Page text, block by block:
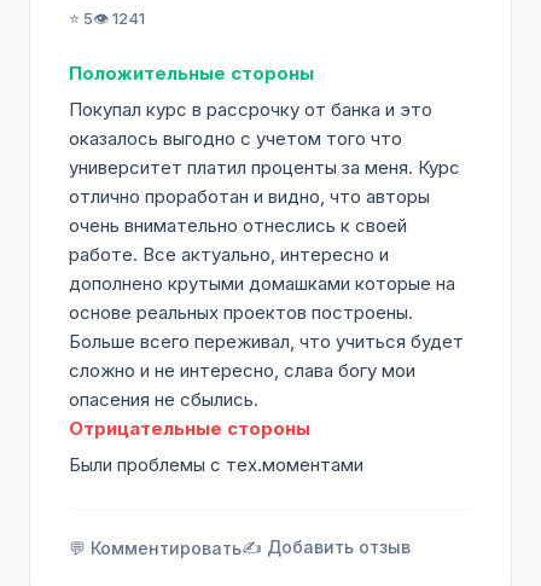
⭐ 5👁️ 1241
Положительные стороны
Покупал курс в рассрочку от банка и это
оказалось выгодно с учетом того что
университет платил проценты за меня. Курс
отлично проработан и видно, что авторы
очень внимательно отнеслись к своей
работе. Все актуально, интересно и
дополнено крутыми домашками которые на
основе реальных проектов построены.
Больше всего переживал, что учиться будет
сложно и не интересно, слава богу мои
опасения не сбылись.
Отрицательные стороны
Были проблемы с тех.моментами
💬 Комментировать✍️ Добавить отзыв